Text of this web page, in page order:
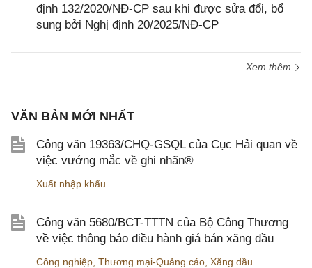
định 132/2020/NĐ-CP sau khi được sửa đổi, bổ
sung bởi Nghị định 20/2025/NĐ-CP
Xem thêm
VĂN BẢN MỚI NHẤT
Công văn 19363/CHQ-GSQL của Cục Hải quan về
việc vướng mắc về ghi nhãn®
Xuất nhập khẩu
Công văn 5680/BCT-TTTN của Bộ Công Thương
về việc thông báo điều hành giá bán xăng dầu
Công nghiệp Thương mại-Quảng cáo Xăng dầu